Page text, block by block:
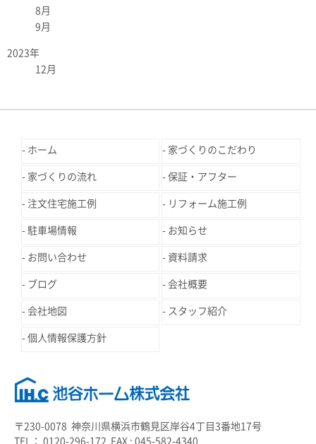
8月
9月
2023年
12月
ホーム 家づくりのこだわり
家づくりの流れ 保証・アフター
注文住宅施工例 リフォーム施工例
駐車場情報 お知らせ
お問い合わせ 資料請求
ブログ 会社概要
会社地図 スタッフ紹介
個人情報保護方針
〒230-0078 神奈川県横浜市鶴見区岸谷4丁目3番地17号
TEL： 0120-296-172 FAX : 045-582-4340